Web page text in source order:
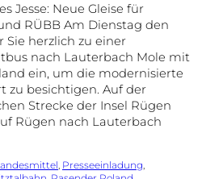
Jesse: Neue Gleise für
RÜBB Am Dienstag den
Sie herzlich zu einer
nach Lauterbach Mole mit
ein, um die modernisierte
zu besichtigen. Auf der
Strecke der Insel Rügen
Rügen nach Lauterbach
Presseeinladung